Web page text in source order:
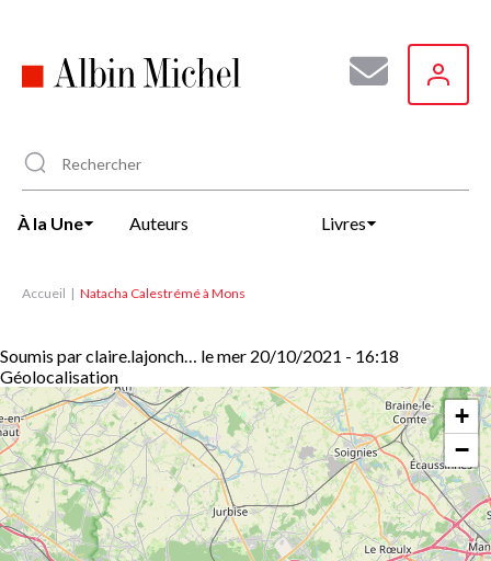
principal
À la Une Auteurs Livres
Accueil Natacha Calestrémé à Mons
Soumis parclaire.lajonch… lemer 20/10/2021 - 16:18
Géolocalisation
+
−